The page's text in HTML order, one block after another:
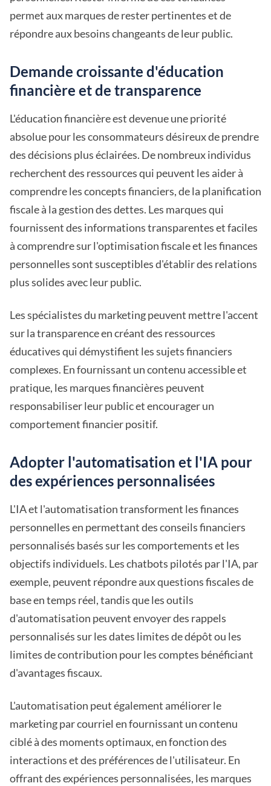
permet aux marques de rester pertinentes et de
répondre aux besoins changeants de leur public.
Demande croissante d'éducation
financière et de transparence
L'éducation financière est devenue une priorité
absolue pour les consommateurs désireux de prendre
des décisions plus éclairées. De nombreux individus
recherchent des ressources qui peuvent les aider à
comprendre les concepts financiers, de la planification
fiscale à la gestion des dettes. Les marques qui
fournissent des informations transparentes et faciles
à comprendre sur l'optimisation fiscale et les finances
personnelles sont susceptibles d'établir des relations
plus solides avec leur public.
Les spécialistes du marketing peuvent mettre l'accent
sur la transparence en créant des ressources
éducatives qui démystifient les sujets financiers
complexes. En fournissant un contenu accessible et
pratique, les marques financières peuvent
responsabiliser leur public et encourager un
comportement financier positif.
Adopter l'automatisation et l'IA pour
des expériences personnalisées
L'IA et l'automatisation transforment les finances
personnelles en permettant des conseils financiers
personnalisés basés sur les comportements et les
objectifs individuels. Les chatbots pilotés par l'IA, par
exemple, peuvent répondre aux questions fiscales de
base en temps réel, tandis que les outils
d'automatisation peuvent envoyer des rappels
personnalisés sur les dates limites de dépôt ou les
limites de contribution pour les comptes bénéficiant
d'avantages fiscaux.
L'automatisation peut également améliorer le
marketing par courriel en fournissant un contenu
ciblé à des moments optimaux, en fonction des
interactions et des préférences de l'utilisateur. En
offrant des expériences personnalisées, les marques